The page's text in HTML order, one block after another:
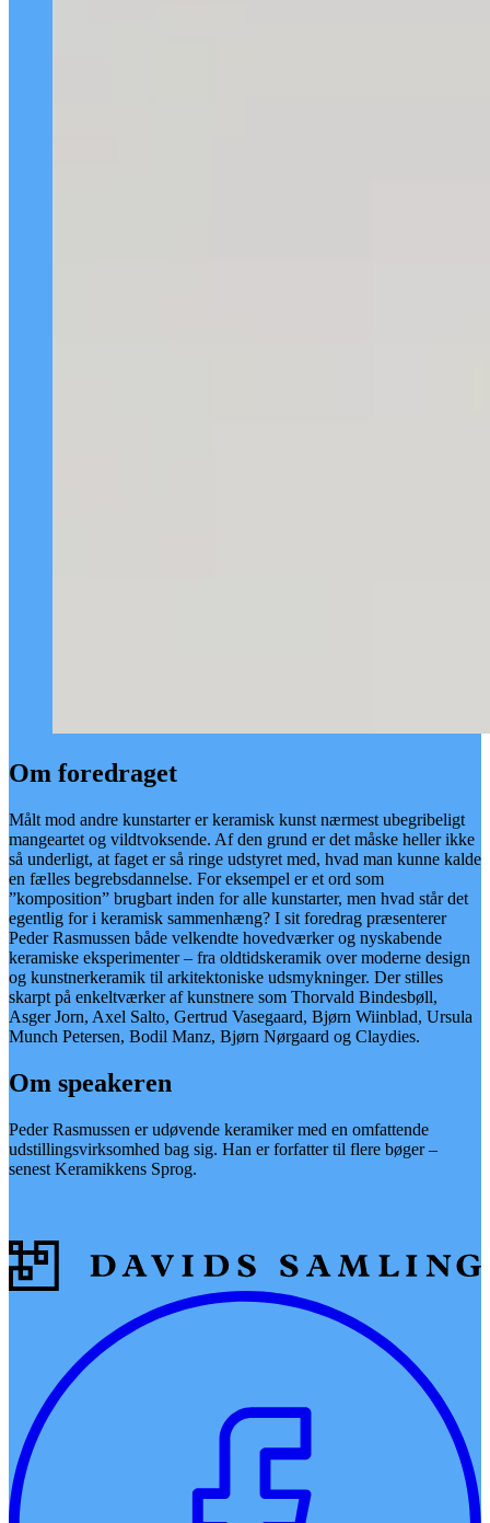
Om foredraget
Målt mod andre kunstarter er keramisk kunst nærmest ubegribeligt
mangeartet og vildtvoksende. Af den grund er det måske heller ikke
så underligt, at faget er så ringe udstyret med, hvad man kunne kalde
en fælles begrebsdannelse. For eksempel er et ord som
”komposition” brugbart inden for alle kunstarter, men hvad står det
egentlig for i keramisk sammenhæng? I sit foredrag præsenterer
Peder Rasmussen både velkendte hovedværker og nyskabende
keramiske eksperimenter – fra oldtidskeramik over moderne design
og kunstnerkeramik til arkitektoniske udsmykninger. Der stilles
skarpt på enkeltværker af kunstnere som Thorvald Bindesbøll,
Asger Jorn, Axel Salto, Gertrud Vasegaard, Bjørn Wiinblad, Ursula
Munch Petersen, Bodil Manz, Bjørn Nørgaard og Claydies.
Om speakeren
Peder Rasmussen er udøvende keramiker med en omfattende
udstillingsvirksomhed bag sig. Han er forfatter til flere bøger –
senest Keramikkens Sprog.